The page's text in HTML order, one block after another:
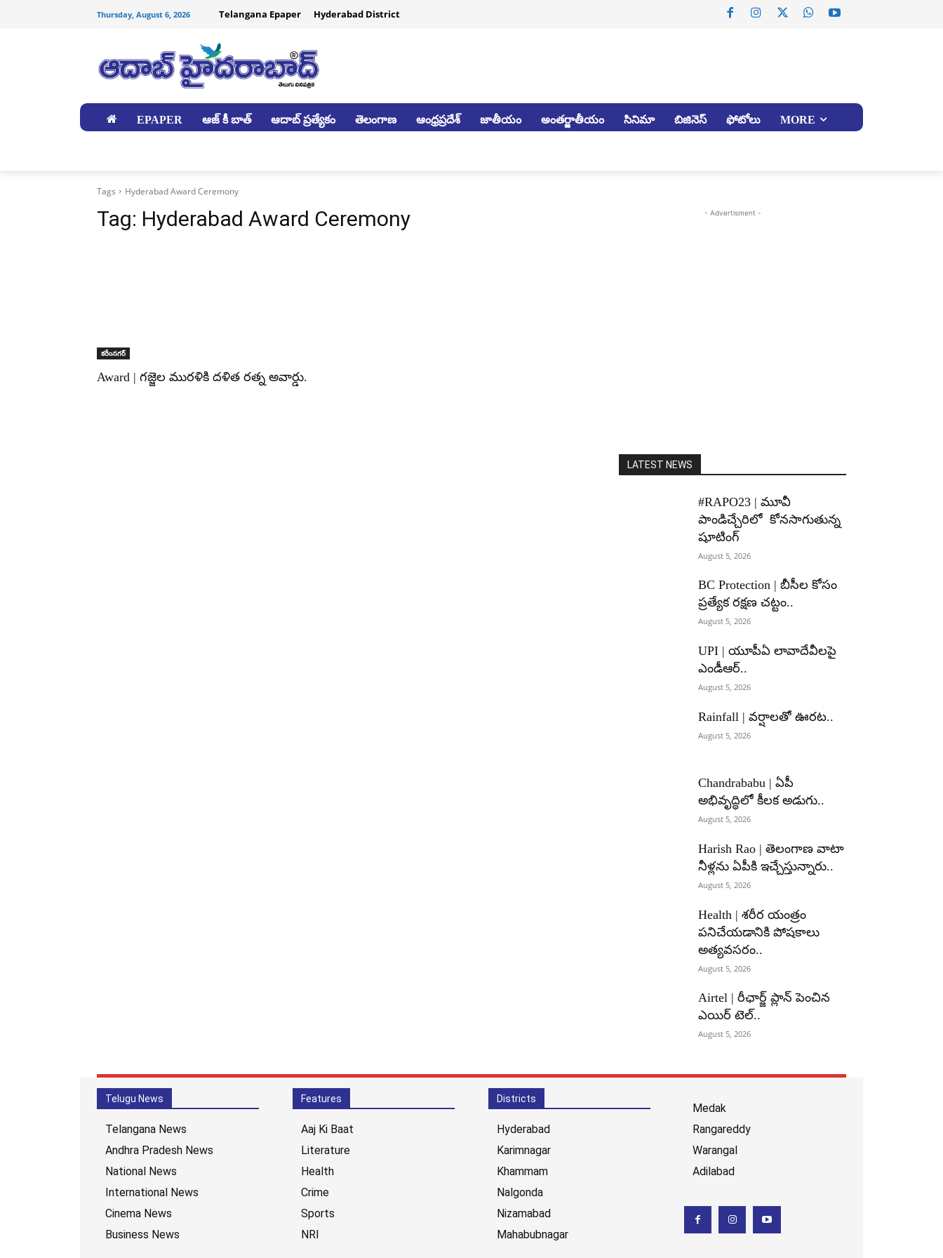
Thursday, August 6, 2026 Telangana Epaper Hyderabad District
EPAPER ఆజ్ కీ బాత్ ఆదాబ్ ప్రత్యేకం తెలంగాణ ఆంధ్రప్రదేశ్ జాతీయం అంతర్జాతీయం సినిమా బిజినెస్ ఫోటోలు MORE
Tags Hyderabad Award Ceremony
Tag: Hyderabad Award Ceremony
కరీంనగర్
Award | గజ్జెల మురళికి దళిత రత్న అవార్డు.
- Advertisment -
LATEST NEWS
#RAPO23 | మూవీ
పాండిచ్చేరిలో కోనసాగుతున్న
షూటింగ్
August 5, 2026
BC Protection | బీసీల కోసం
ప్రత్యేక రక్షణ చట్టం..
August 5, 2026
UPI | యూపీఏ లావాదేవీలపై
ఎండీఆర్..
August 5, 2026
Rainfall | వర్షాలతో ఊరట..
August 5, 2026
Chandrababu | ఏపీ
అభివృద్ధిలో కీలక అడుగు..
August 5, 2026
Harish Rao | తెలంగాణ వాటా
నీళ్లను ఏపీకి ఇచ్చేస్తున్నారు..
August 5, 2026
Health | శరీర యంత్రం
పనిచేయడానికి పోషకాలు
అత్యవసరం..
August 5, 2026
Airtel | రీఛార్జ్ ప్లాన్ పెంచిన
ఎయిర్ టెల్..
August 5, 2026
Telugu News
Telangana News
Andhra Pradesh News
National News
International News
Cinema News
Business News
Features
Aaj Ki Baat
Literature
Health
Crime
Sports
NRI
Districts
Hyderabad
Karimnagar
Khammam
Nalgonda
Nizamabad
Mahabubnagar
Medak
Rangareddy
Warangal
Adilabad